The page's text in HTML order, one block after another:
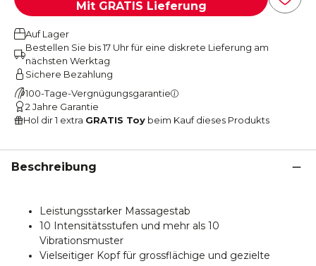
Mit GRATIS Lieferung
Auf Lager
Bestellen Sie bis 17 Uhr für eine diskrete Lieferung am
nächsten Werktag
Sichere Bezahlung
100-Tage-Vergnügungsgarantie
2 Jahre Garantie
Hol dir 1 extra GRATIS Toy beim Kauf dieses Produkts
Beschreibung
Leistungsstarker Massagestab
10 Intensitätsstufen und mehr als 10
Vibrationsmuster
Vielseitiger Kopf für grossflächige und gezielte